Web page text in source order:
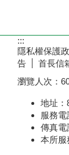
:::
隱私權保護
告
首長信
瀏覽人次：
地址：
服務
傳真電
本所服